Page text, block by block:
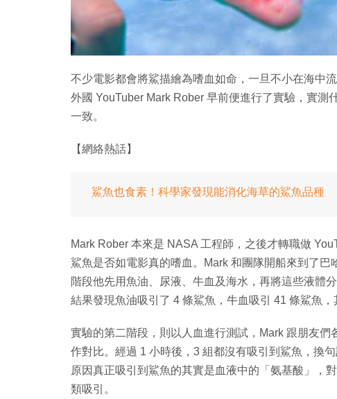
不少電影都會將鯊描繪為嗜血如命，一旦不小在海中
外國 YouTuber Mark Rober 早前便進行了實驗，實
一致。
【網絡熱話】
鯊魚也食素！科學家發現能消化海草的鯊魚品種
Mark Rober 本來是 NASA 工程師，之後才轉職做
鯊魚是否如電影真的嗜血。Mark 和團隊開船來到了
階段他先用魚油、尿液、牛血及海水，再將這些液體
結果發現魚油吸引了 4 條鯊魚，牛血吸引 41 條鯊魚，
實驗的第二階段，則以人血進行測試，Mark 跟朋友
作對比。經過 1 小時後，3 組都沒有吸引到鯊魚，換
原因真正吸引到鯊魚的其實是血液中的「氨基酸」，
類吸引。